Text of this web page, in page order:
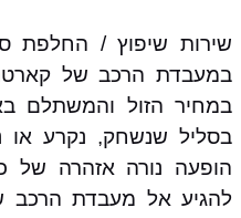
במעבדת הרכב של
במחיר הזול והמשתלם
בסליל שנשחק, נקרע
הופעה נורה אזהרה של
להגיע אל מעבדת הרכב